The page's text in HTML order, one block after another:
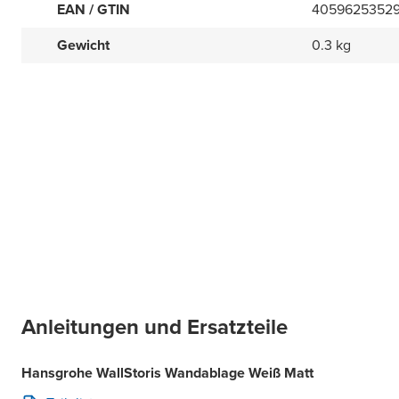
EAN / GTIN
Gewicht
0.3 kg
Anleitungen und Ersatzteile
Hansgrohe WallStoris Wandablage Weiß Matt